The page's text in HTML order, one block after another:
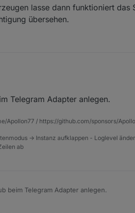
%s/g, obj.state.val).replace(/
lasse dann funktioniert das
übersehen.
obj.state.val, ack:
übersehen.
Telegram Adapter anlegen.
Apollon77 / https://github.com/sponsors/
-> Instanz aufklappen - Loglevel
ab
beim Telegram Adapter anlegen.